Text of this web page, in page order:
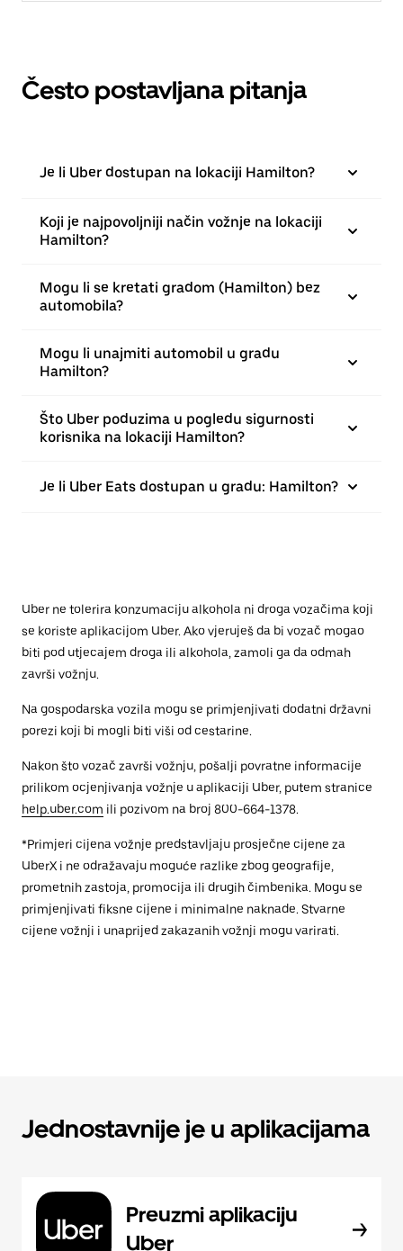
Često postavljana pitanja
Je li Uber dostupan na lokaciji Hamilton?
Koji je najpovoljniji način vožnje na lokaciji
Hamilton?
Mogu li se kretati gradom (Hamilton) bez
automobila?
Mogu li unajmiti automobil u gradu
Hamilton?
Što Uber poduzima u pogledu sigurnosti
korisnika na lokaciji Hamilton?
Je li Uber Eats dostupan u gradu: Hamilton?
Uber ne tolerira konzumaciju alkohola ni droga vozačima koji
se koriste aplikacijom Uber. Ako vjeruješ da bi vozač mogao
biti pod utjecajem droga ili alkohola, zamoli ga da odmah
završi vožnju.
Na gospodarska vozila mogu se primjenjivati dodatni državni
porezi koji bi mogli biti viši od cestarine.
Nakon što vozač završi vožnju, pošalji povratne informacije
prilikom ocjenjivanja vožnje u aplikaciji Uber, putem stranice
help.uber.com ili pozivom na broj 800-664-1378.
*Primjeri cijena vožnje predstavljaju prosječne cijene za
UberX i ne odražavaju moguće razlike zbog geografije,
prometnih zastoja, promocija ili drugih čimbenika. Mogu se
primjenjivati fiksne cijene i minimalne naknade. Stvarne
cijene vožnji i unaprijed zakazanih vožnji mogu varirati.
Jednostavnije je u aplikacijama
Preuzmi aplikaciju
Uber